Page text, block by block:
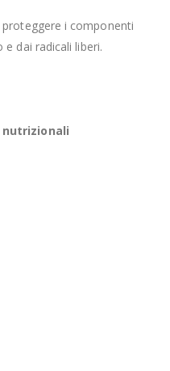
proteggere i componenti
e dai radicali liberi.